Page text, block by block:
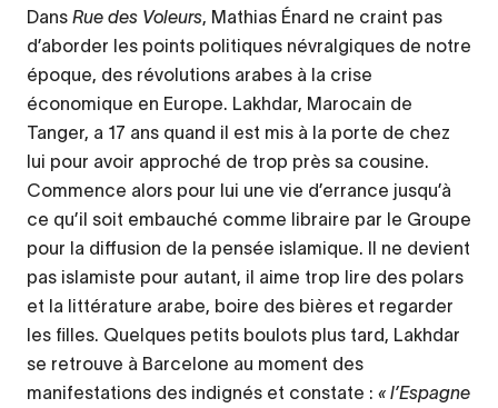
Dans Rue des Voleurs, Mathias Énard ne craint pas
d’aborder les points politiques névralgiques de notre
époque, des révolutions arabes à la crise
économique en Europe. Lakhdar, Marocain de
Tanger, a 17 ans quand il est mis à la porte de chez
lui pour avoir approché de trop près sa cousine.
Commence alors pour lui une vie d’errance jusqu’à
ce qu’il soit embauché comme libraire par le Groupe
pour la diffusion de la pensée islamique. Il ne devient
pas islamiste pour autant, il aime trop lire des polars
et la littérature arabe, boire des bières et regarder
les filles. Quelques petits boulots plus tard, Lakhdar
se retrouve à Barcelone au moment des
manifestations des indignés et constate : « l’Espagne